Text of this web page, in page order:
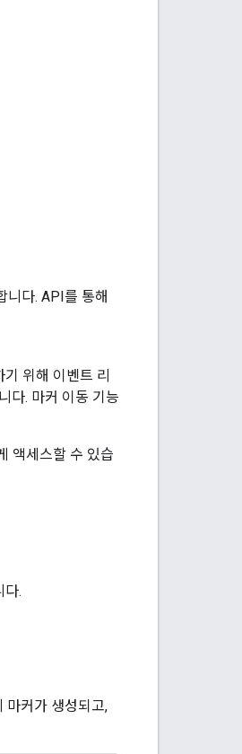
니다. API를 통해
기 위해 이벤트 리
다. 마커 이동 기능
액세스할 수 있습
다.
마커가 생성되고,